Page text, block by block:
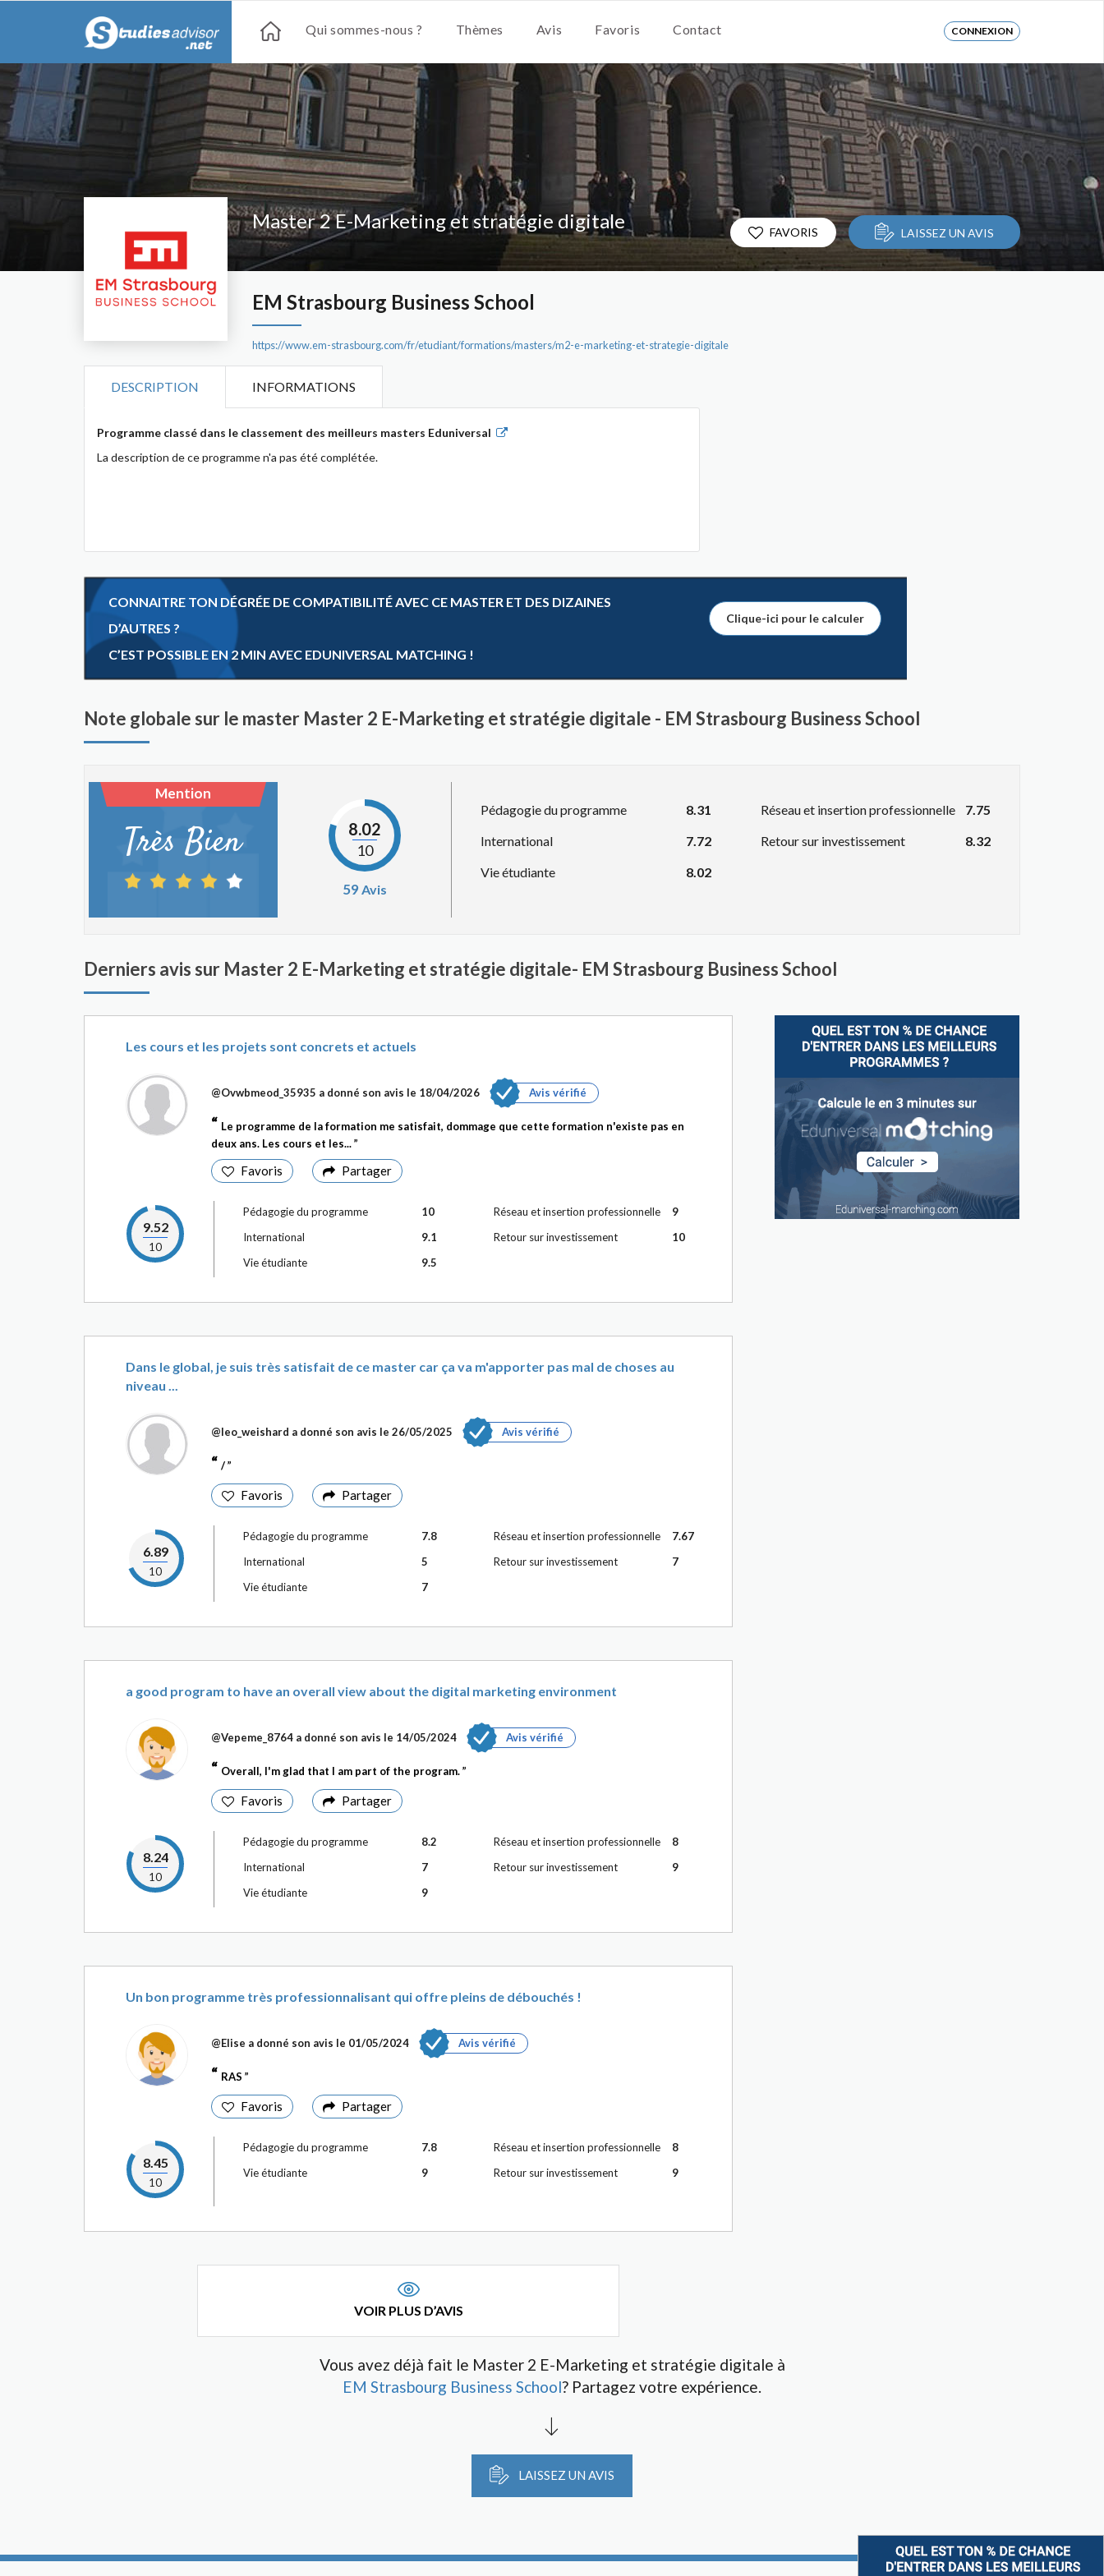
Qui sommes-nous ? Thèmes Avis Favoris Contact CONNEXION
Master 2 E-Marketing et stratégie digitale
EM Strasbourg Business School
https://www.em-strasbourg.com/fr/etudiant/formations/masters/m2-e-marketing-et-strategie-digitale
FAVORIS LAISSEZ UN AVIS
DESCRIPTION INFORMATIONS
Programme classé dans le classement des meilleurs masters Eduniversal
La description de ce programme n'a pas été complétée.
CONNAITRE TON DÉGRÉE DE COMPATIBILITÉ AVEC CE MASTER ET DES DIZAINES
D’AUTRES ?
C’EST POSSIBLE EN 2 MIN AVEC EDUNIVERSAL MATCHING !
Clique-ici pour le calculer
Note globale sur le master Master 2 E-Marketing et stratégie digitale - EM Strasbourg Business School
Mention
Très Bien 8.02
10
59 Avis
Pédagogie du programme
8.31
International
7.72
Vie étudiante
8.02
Réseau et insertion professionnelle
7.75
Retour sur investissement
8.32
Derniers avis sur Master 2 E-Marketing et stratégie digitale- EM Strasbourg Business School
Les cours et les projets sont concrets et actuels
@Ovwbmeod_35935 a donné son avis le 18/04/2026 Avis vérifié
Le programme de la formation me satisfait, dommage que cette formation n'existe pas en
deux ans. Les cours et les...
Favoris Partager
9.52
10
Pédagogie du programme
10
International
9.1
Vie étudiante
9.5
Réseau et insertion professionnelle
9
Retour sur investissement
10
Dans le global, je suis très satisfait de ce master car ça va m'apporter pas mal de choses au
niveau ...
@leo_weishard a donné son avis le 26/05/2025 Avis vérifié
/
Favoris Partager
6.89
10
Pédagogie du programme
7.8
International
5
Vie étudiante
7
Réseau et insertion professionnelle
7.67
Retour sur investissement
7
a good program to have an overall view about the digital marketing environment
@Vepeme_8764 a donné son avis le 14/05/2024 Avis vérifié
Overall, I'm glad that I am part of the program.
Favoris Partager
8.24
10
Pédagogie du programme
8.2
International
7
Vie étudiante
9
Réseau et insertion professionnelle
8
Retour sur investissement
9
Un bon programme très professionnalisant qui offre pleins de débouchés !
@Elise a donné son avis le 01/05/2024 Avis vérifié
RAS
Favoris Partager
8.45
10
Pédagogie du programme
7.8
Vie étudiante
9
Réseau et insertion professionnelle
8
Retour sur investissement
9
VOIR PLUS D’AVIS
Vous avez déjà fait le Master 2 E-Marketing et stratégie digitale à
EM Strasbourg Business School? Partagez votre expérience.
LAISSEZ UN AVIS